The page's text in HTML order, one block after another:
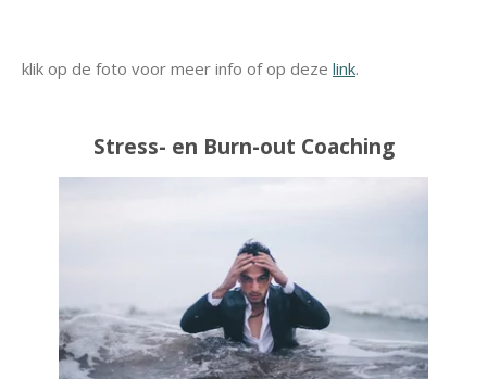
klik op de foto voor meer info of op deze link.
Stress- en Burn-out Coaching